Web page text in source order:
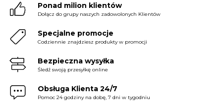
Ponad milion klientów
Dołącz do grupy naszych zadowolonych Klientów
Specjalne promocje
Codziennie znajdziesz produkty w promocji
Bezpieczna wysyłka
Śledź swoją przesyłkę online
Obsługa Klienta 24/7
Pomoc 24 godziny na dobę, 7 dni w tygodniu